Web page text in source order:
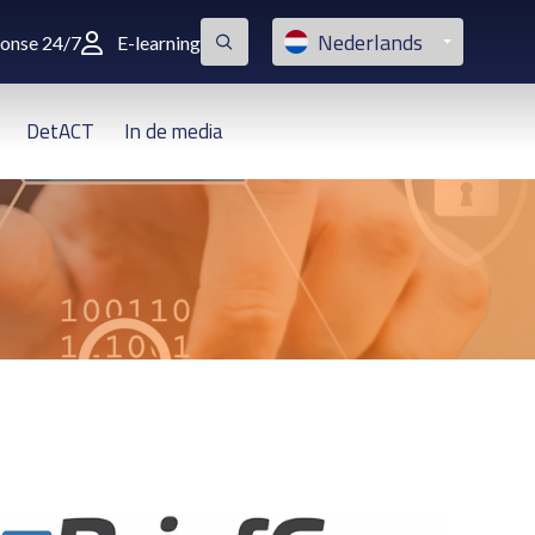
24/7 E-learning Nederlands
DetACT In de media